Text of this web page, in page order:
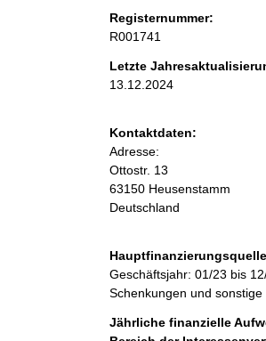
t
e
i
n
h
a
h
t
g
e
i
n
w
e
s
Registernummer:
R001741
Letzte
13.12.2024
Kontaktdaten:
Adresse:
Ottostr. 13
63150 Heusenstamm
Deutschland
Geschäftsjahr: 01/23 bis
Schenkungen und
Jährliche finanzielle